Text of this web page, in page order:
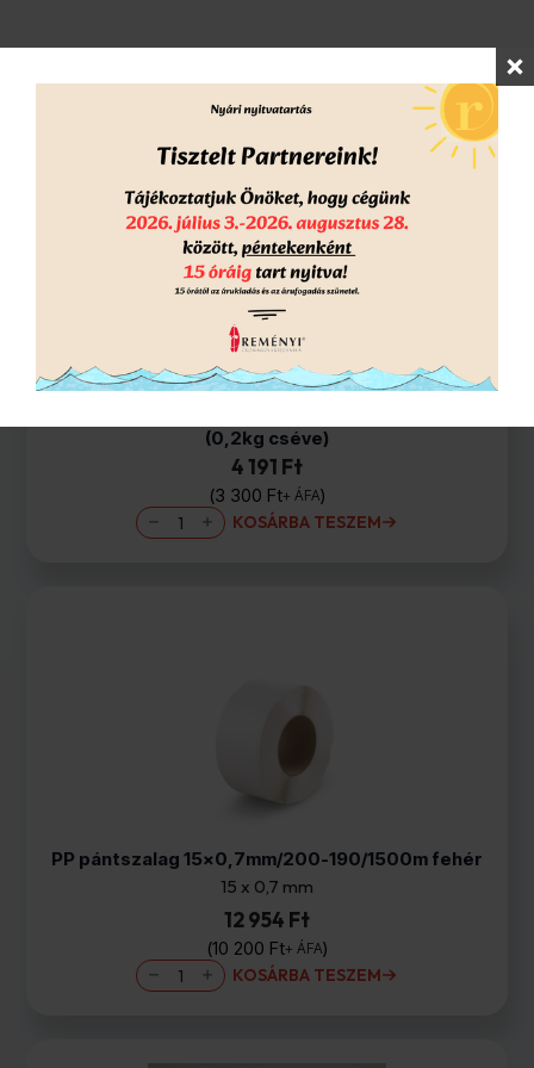
Népszerű termékek
(0,2kg cséve)
4 191 Ft
3 300 Ft+ ÁFA
Kézi
nyújthatófóliaKOSÁRBA TESZEM
PP pántszalag 15×0,7mm/200-190/1500m fehér
15 x 0,7 mm
12 954 Ft
10 200 Ft+ ÁFA
PP
pántszalag KOSÁRBA TESZEM